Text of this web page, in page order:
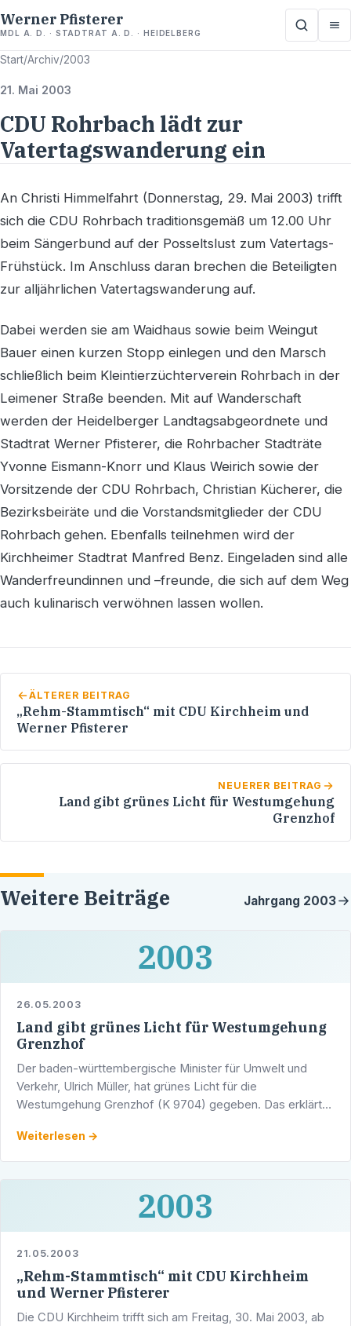
Werner Pfisterer
MDL A. D. · STADTRAT A. D. · HEIDELBERG
Start/Archiv/2003
21. Mai 2003
CDU Rohrbach lädt zur
Vatertagswanderung ein
An Christi Himmelfahrt (Donnerstag, 29. Mai 2003) trifft
sich die CDU Rohrbach traditionsgemäß um 12.00 Uhr
beim Sängerbund auf der Posseltslust zum Vatertags-
Frühstück. Im Anschluss daran brechen die Beteiligten
zur alljährlichen Vatertagswanderung auf.
Dabei werden sie am Waidhaus sowie beim Weingut
Bauer einen kurzen Stopp einlegen und den Marsch
schließlich beim Kleintierzüchterverein Rohrbach in der
Leimener Straße beenden. Mit auf Wanderschaft
werden der Heidelberger Landtagsabgeordnete und
Stadtrat Werner Pfisterer, die Rohrbacher Stadträte
Yvonne Eismann-Knorr und Klaus Weirich sowie der
Vorsitzende der CDU Rohrbach, Christian Kücherer, die
Bezirksbeiräte und die Vorstandsmitglieder der CDU
Rohrbach gehen. Ebenfalls teilnehmen wird der
Kirchheimer Stadtrat Manfred Benz. Eingeladen sind alle
Wanderfreundinnen und –freunde, die sich auf dem Weg
auch kulinarisch verwöhnen lassen wollen.
ÄLTERER BEITRAG
„Rehm-Stammtisch“ mit CDU Kirchheim und
Werner Pfisterer
NEUERER BEITRAG
Land gibt grünes Licht für Westumgehung
Grenzhof
Weitere Beiträge Jahrgang 2003
2003
26.05.2003
Land gibt grünes Licht für Westumgehung
Grenzhof
Der baden-württembergische Minister für Umwelt und
Verkehr, Ulrich Müller, hat grünes Licht für die
Westumgehung Grenzhof (K 9704) gegeben. Das erklärt
stellvertretende …
Weiterlesen →
2003
21.05.2003
„Rehm-Stammtisch“ mit CDU Kirchheim
und Werner Pfisterer
Die CDU Kirchheim trifft sich am Freitag, 30. Mai 2003, ab